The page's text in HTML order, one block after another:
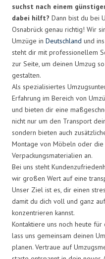
suchst nach einem
dabei hilft? Dann bist du bei
Osnabrück genau richtig! Wir
Umzüge in Deutschland und
steht dir mit professionellem
zur Seite, um deinen Umzug
gestalten.
Als spezialisiertes
Erfahrung im Bereich von
und bieten dir eine
nicht nur um den Transport
sondern bieten auch
Montage von Möbeln oder die
Verpackungsmaterialien an.
Bei uns steht
wir großen Wert auf eine
Unser Ziel ist es, dir einen
damit du dich voll und ganz
konzentrieren kannst.
Kontaktiere uns noch heute
lass uns gemeinsam deinen
planen. Vertraue auf